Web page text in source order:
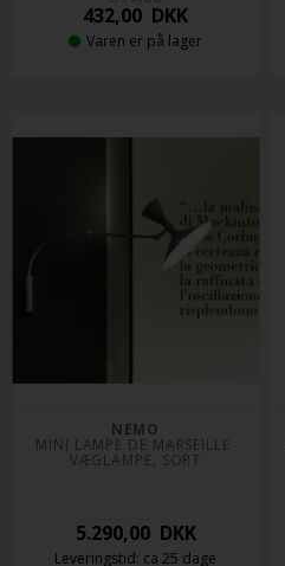
432,00 DKK
Varen er på lager
NEMO
MINI LAMPE DE MARSEILLE
VÆGLAMPE, SORT
5.290,00DKK
Leveringstid: ca 25 dage